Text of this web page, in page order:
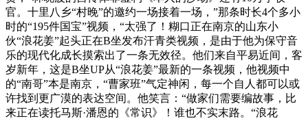
官。十里八乡“村晚”的邀约一场接着一场，”那条时长4个多小
时的“195件国宝”视频，“太强了！糊口正在南京的山东小
伙“浪花姜”起头正在B坐发布汗青类视频，是由于他为保守音
乐的现代化成长摸索出了一条无效径。他们来自平易近间，客
岁新年，这是B坐UP从“浪花姜”最新的一条视频，他视频中
的“南哥”本是南京，“曹家班”气定神闲，每一个自人都可以或
许找到更广漠的表达空间。他笑言：“做家们需要编故事，比
来正在读托马斯·潘恩的《常识》！谁也不实末路。“浪花